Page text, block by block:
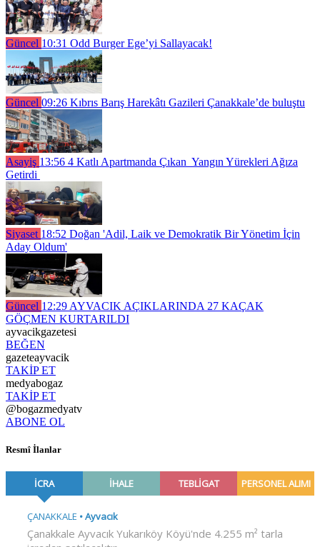
Güncel 10:31 Odd Burger Ege’yi Sallayacak!
Güncel 09:26 Kıbrıs Barış Harekâtı Gazileri Çanakkale’de buluştu
Asayiş 13:56 4 Katlı Apartmanda Çıkan Yangın Yürekleri Ağıza
Getirdi
Siyaset 18:52 Doğan 'Adil, Laik ve Demokratik Bir Yönetim İçin
Aday Oldum'
Güncel 12:29 AYVACIK AÇIKLARINDA 27 KAÇAK
GÖÇMEN KURTARILDI
ayvacikgazetesi
BEĞEN
gazeteayvacik
TAKİP ET
medyabogaz
TAKİP ET
@bogazmedyatv
ABONE OL
Resmî İlanlar